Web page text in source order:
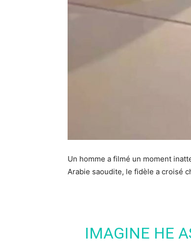
Un homme a filmé un moment
Arabie saoudite, le fidèle a croisé
IMAGINE HE